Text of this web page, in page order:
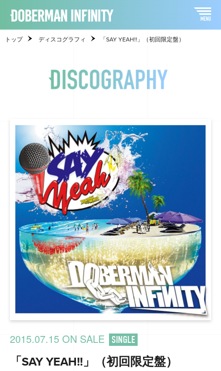
トップ ディスコグラフィ 「SAY YEAH!!」（初回限定盤）
2015.07.15 ON SALE SINGLE
「SAY YEAH!!」（初回限定盤）